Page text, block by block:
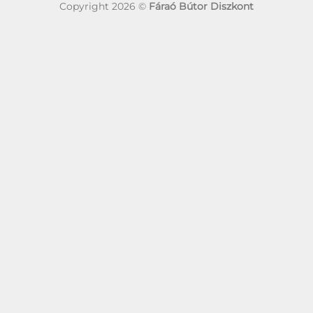
Copyright 2026 © Fáraó Bútor Diszkont